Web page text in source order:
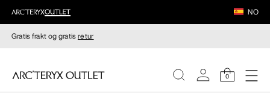
NO
Gratis frakt og gratisretur
0